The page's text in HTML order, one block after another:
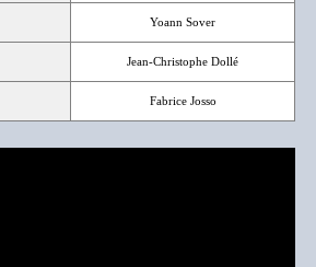
Yoann Sover
Jean-Christophe Dollé
Fabrice Josso